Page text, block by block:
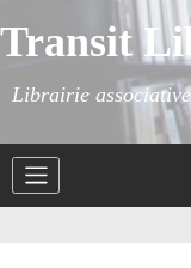
Transit
Librairie